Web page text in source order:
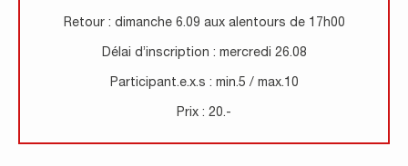
Retour : dimanche 6.09 aux alentours de 17h00
Délai d’inscription : mercredi 26.08
Participant.e.x.s : min.5 / max.10
Prix : 20.-